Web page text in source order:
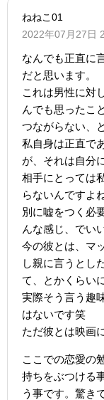
ねねこ01
2022年07月27日
なんでも正直に
だと思います。
これは男性に対
んでも思ったこ
つながらない、
私自身は正直で
が、それは自分
相手にとっては
らないんですよね
別に嘘をつく必
んな感じ、でい
今の彼とは、マ
し親に言うとし
て、とかくらい
実際そう言う趣
はないです笑
ただ彼とは映画
ここでの恋愛の
持ちをぶつける
う事です。驚き